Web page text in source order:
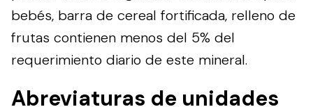
bebés, barra de cereal fortificada, relleno de
frutas contienen menos del 5% del
requerimiento diario de este mineral.
Abreviaturas de unidades